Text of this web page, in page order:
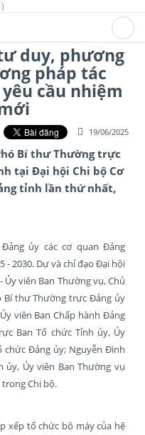
duy, phương
pháp tác
cầu nhiệm
19/06/2025
Bí thư Thường trực
tại Đại hội Chi bộ Cơ
tỉnh lần thứ nhất,
ủy các cơ quan Đảng
2030. Dự và chỉ đạo Đại hội
Ủy viên Ban Thường vụ, Chủ
Bí thư Thường trực Đảng ủy
viên Ban Chấp hành Đảng
Ban Tổ chức Tỉnh ủy, Ủy
chức Đảng ủy; Nguyễn Đình
ủy, Ủy viên Ban Thường vụ
Chi bộ.
xếp tổ chức bộ máy của hệ